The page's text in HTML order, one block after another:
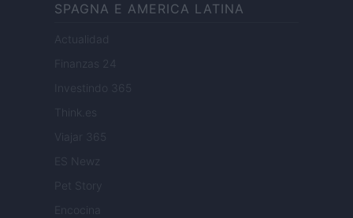
SPAGNA E AMERICA LATINA
Actualidad
Finanzas 24
Investindo 365
Think.es
Viajar 365
ES Newz
Pet Story
Encocina